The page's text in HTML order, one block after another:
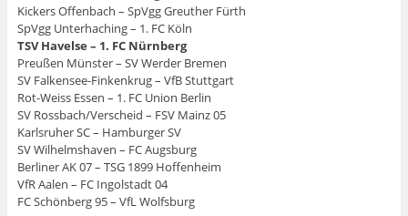
Kickers Offenbach – SpVgg Greuther Fürth
SpVgg Unterhaching – 1. FC Köln
TSV Havelse – 1. FC Nürnberg
Preußen Münster – SV Werder Bremen
SV Falkensee-Finkenkrug – VfB Stuttgart
Rot-Weiss Essen – 1. FC Union Berlin
SV Rossbach/Verscheid – FSV Mainz 05
Karlsruher SC – Hamburger SV
SV Wilhelmshaven – FC Augsburg
Berliner AK 07 – TSG 1899 Hoffenheim
VfR Aalen – FC Ingolstadt 04
FC Schönberg 95 – VfL Wolfsburg